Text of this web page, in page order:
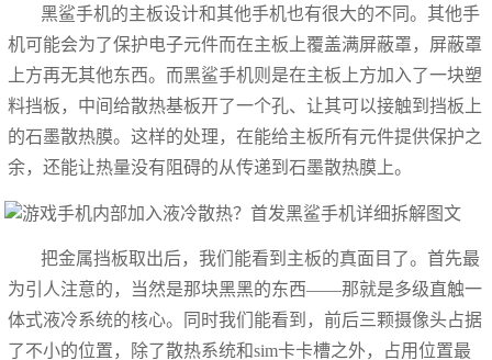
黑鲨手机的主板设计和其他手机也有很大的不同。其他手
机可能会为了保护电子元件而在主板上覆盖满屏蔽罩，屏蔽罩
上方再无其他东西。而黑鲨手机则是在主板上方加入了一块塑
料挡板，中间给散热基板开了一个孔、让其可以接触到挡板上
的石墨散热膜。这样的处理，在能给主板所有元件提供保护之
余，还能让热量没有阻碍的从传递到石墨散热膜上。
把金属挡板取出后，我们能看到主板的真面目了。首先最
为引人注意的，当然是那块黑黑的东西——那就是多级直触一
体式液冷系统的核心。同时我们能看到，前后三颗摄像头占据
了不小的位置，除了散热系统和sim卡卡槽之外，占用位置最